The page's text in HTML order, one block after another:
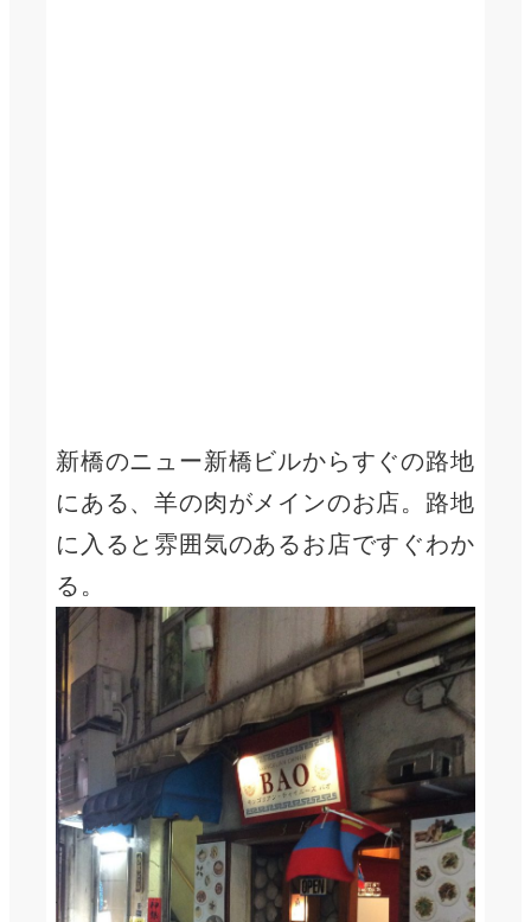
新橋のニュー新橋ビルからすぐの路地
にある、羊の肉がメインのお店。路地
に入ると雰囲気のあるお店ですぐわか
る。